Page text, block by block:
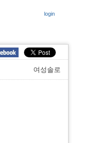
login
여성솔로